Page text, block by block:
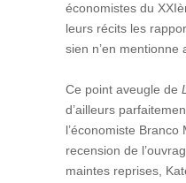
économistes du
leurs récits les
sien n’en mentionne
Ce point aveugle de
d’ailleurs
l’économiste Branco
recension de
maintes reprises,